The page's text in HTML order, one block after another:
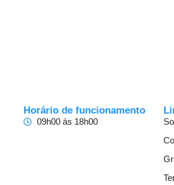
Horário de funcionamento
09h00 às 18h00